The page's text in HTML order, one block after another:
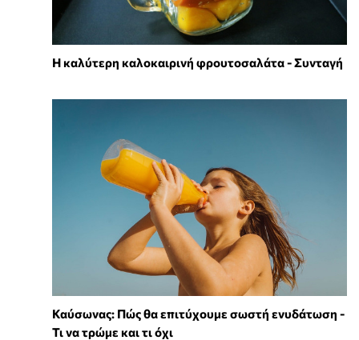
Η καλύτερη καλοκαιρινή φρουτοσαλάτα - Συνταγή
Καύσωνας: Πώς θα επιτύχουμε σωστή ενυδάτωση -
Τι να τρώμε και τι όχι